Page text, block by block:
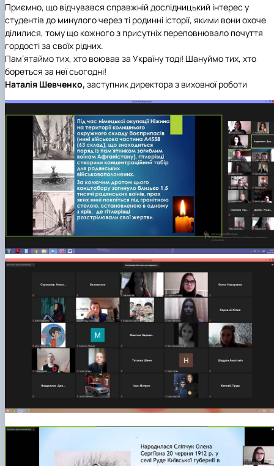
Приємно, що відчувався справжній дослідницький інтерес у
студентів до минулого через ті родинні історії, якими вони охоче
ділилися, тому що кожного з присутніх переповнювало почуття
гордості за своїх рідних.
Пам’ятаймо тих, хто воював за Україну тоді! Шануймо тих, хто
бореться за неї сьогодні!
Наталія Шевченко, заступник директора з виховної роботи